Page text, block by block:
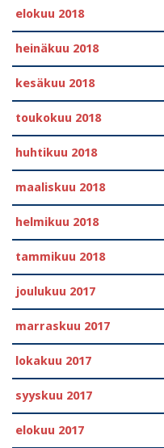
elokuu 2018
heinäkuu 2018
kesäkuu 2018
toukokuu 2018
huhtikuu 2018
maaliskuu 2018
helmikuu 2018
tammikuu 2018
joulukuu 2017
marraskuu 2017
lokakuu 2017
syyskuu 2017
elokuu 2017